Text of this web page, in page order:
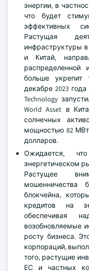
энергии, в
что будет
эффективных
Растущая
инфраструктуры
и Китай,
распределенной
больше укрепит
декабре 2023 года
Technology
World Asset в
солнечных
мощностью 82
долларов.
Ожидается,
энергетическом
Растущее
мошенничества
блокчейна,
кредитов на
обеспечивая
возобновляемые
росту бизнеса.
корпораций,
того, растущие
ЕС и частных